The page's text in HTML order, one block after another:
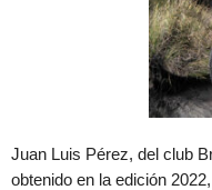
Juan Luis Pérez, del club
obtenido en la edición